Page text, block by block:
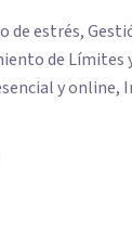
de estrés,
de Límites
y online,